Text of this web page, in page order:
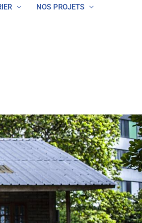
NOS PROJETS
PROJETS
COOPÉRATION